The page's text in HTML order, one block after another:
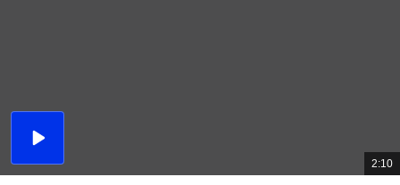
播
總
共
2:10